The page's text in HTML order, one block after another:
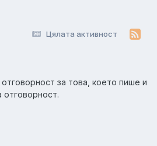
Цялата активност
за това, което пише и